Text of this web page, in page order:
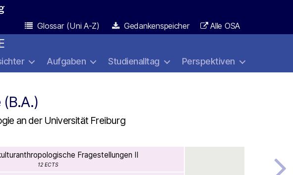
Glossar (Uni A-Z) Gedankenspeicher Alle OSA
Aufgaben Studienalltag Perspektiven
an der Universität Freiburg
Fragestellungen II
12 ECTS